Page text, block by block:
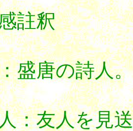
註釈
盛唐の詩人。
：友人を見